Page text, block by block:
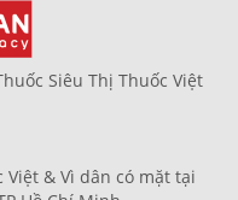
Siêu Thị Thuốc Việt
Việt & Vì dân có mặt tại